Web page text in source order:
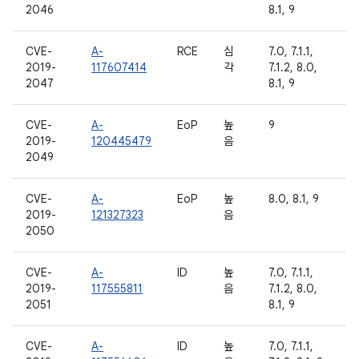
2046
8.1, 9
CVE-
2019-
2047
A-
117607414
RCE
심
각
7.0, 7.1.1,
7.1.2, 8.0,
8.1, 9
CVE-
2019-
2049
A-
120445479
EoP
높
음
9
CVE-
2019-
2050
A-
121327323
EoP
높
음
8.0, 8.1, 9
CVE-
2019-
2051
A-
117555811
ID
높
음
7.0, 7.1.1,
7.1.2, 8.0,
8.1, 9
CVE-
A-
ID
높
7.0, 7.1.1,